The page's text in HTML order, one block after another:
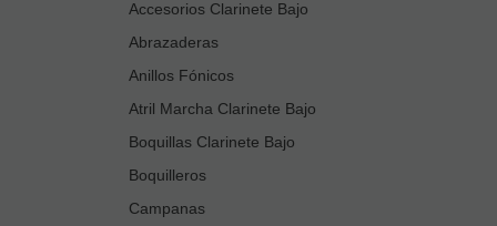
Accesorios Clarinete Bajo
Abrazaderas
Anillos Fónicos
Atril Marcha Clarinete Bajo
Boquillas Clarinete Bajo
Boquilleros
Campanas